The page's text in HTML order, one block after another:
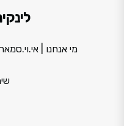
מי אנחנו |